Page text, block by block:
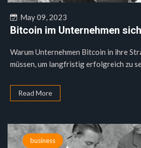
May 09, 2023
Bitcoin im Unternehmen
Warum Unternehmen Bitcoin in ihre
müssen, um langfristig erfolgreich zu
Read More
business